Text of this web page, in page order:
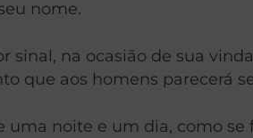
nome.
sinal, na ocasião de sua
que aos homens parecerá
noite e um dia, como se